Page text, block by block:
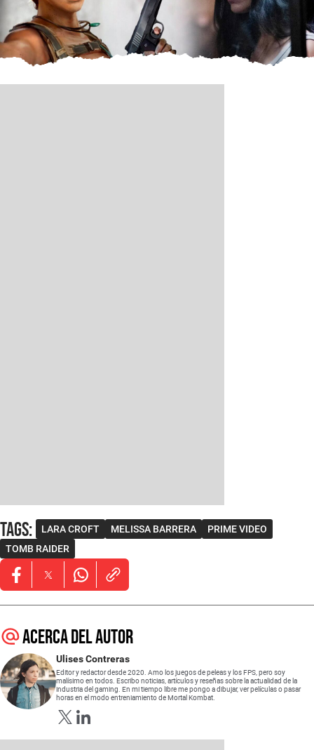
Tags: LARA CROFT MELISSA BARRERA
PRIME VIDEO
TOMB RAIDER
Opens in new window
Opens in new window
Opens in new window
Acerca del autor
Ulises Contreras
Editor y redactor desde 2020. Amo los juegos de peleas y los FPS, pero soy
malísimo en todos. Escribo noticias, artículos y reseñas sobre la actualidad de la
industria del gaming. En mi tiempo libre me pongo a dibujar, ver películas o pasar
horas en el modo entreniamiento de Mortal Kombat.
Opens in new window
Opens in new window